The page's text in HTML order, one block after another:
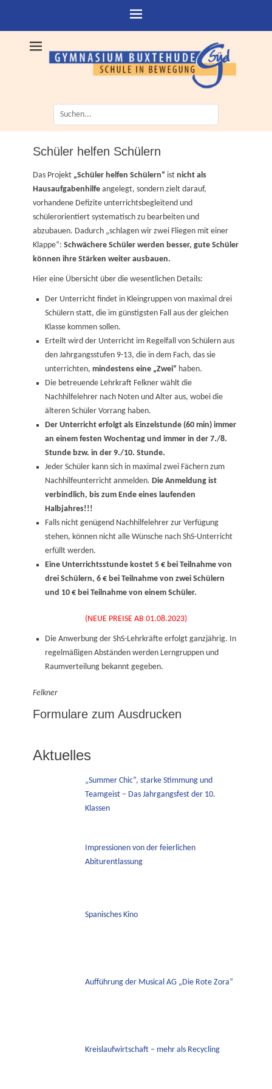
Suche
nach:
Schüler helfen Schülern
Das Projekt „Schüler helfen Schülern“ ist nicht als
Hausaufgabenhilfe angelegt, sondern zielt darauf,
vorhandene Defizite unterrichtsbegleitend und
schülerorientiert systematisch zu bearbeiten und
abzubauen. Dadurch „schlagen wir zwei Fliegen mit einer
Klappe“: Schwächere Schüler werden besser, gute Schüler
können ihre Stärken weiter ausbauen.
Hier eine Übersicht über die wesentlichen Details:
Der Unterricht findet in Kleingruppen von maximal drei
Schülern statt, die im günstigsten Fall aus der gleichen
Klasse kommen sollen.
Erteilt wird der Unterricht im Regelfall von Schülern aus
den Jahrgangsstufen 9-13, die in dem Fach, das sie
unterrichten, mindestens eine „Zwei“ haben.
Die betreuende Lehrkraft Felkner wählt die
Nachhilfelehrer nach Noten und Alter aus, wobei die
älteren Schüler Vorrang haben.
Der Unterricht erfolgt als Einzelstunde (60 min) immer
an einem festen Wochentag und immer in der 7./8.
Stunde bzw. in der 9./10. Stunde.
Jeder Schüler kann sich in maximal zwei Fächern zum
Nachhilfeunterricht anmelden. Die Anmeldung ist
verbindlich, bis zum Ende eines laufenden
Halbjahres!!!
Falls nicht genügend Nachhilfelehrer zur Verfügung
stehen, können nicht alle Wünsche nach ShS-Unterricht
erfüllt werden.
Eine Unterrichtsstunde kostet 5 € bei Teilnahme von
drei Schülern, 6 € bei Teilnahme von zwei Schülern
und 10 € bei Teilnahme von einem Schüler.
(NEUE PREISE AB 01.08.2023)
Die Anwerbung der ShS-Lehrkräfte erfolgt ganzjährig. In
regelmäßigen Abständen werden Lerngruppen und
Raumverteilung bekannt gegeben.
Felkner
Formulare zum Ausdrucken
Aktuelles
„Summer Chic“, starke Stimmung und
Teamgeist – Das Jahrgangsfest der 10.
Klassen
Impressionen von der feierlichen
Abiturentlassung
Spanisches Kino
Aufführung der Musical AG „Die Rote Zora“
Kreislaufwirtschaft – mehr als Recycling